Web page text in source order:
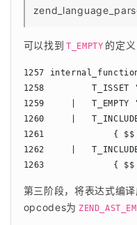
可以找到 T_EMPTY 的定义
1257
1258
1259     |   T_EMPTY
1260     |
1261             { $$ =
1262     |
第三阶段，将表达式编
opcodes为